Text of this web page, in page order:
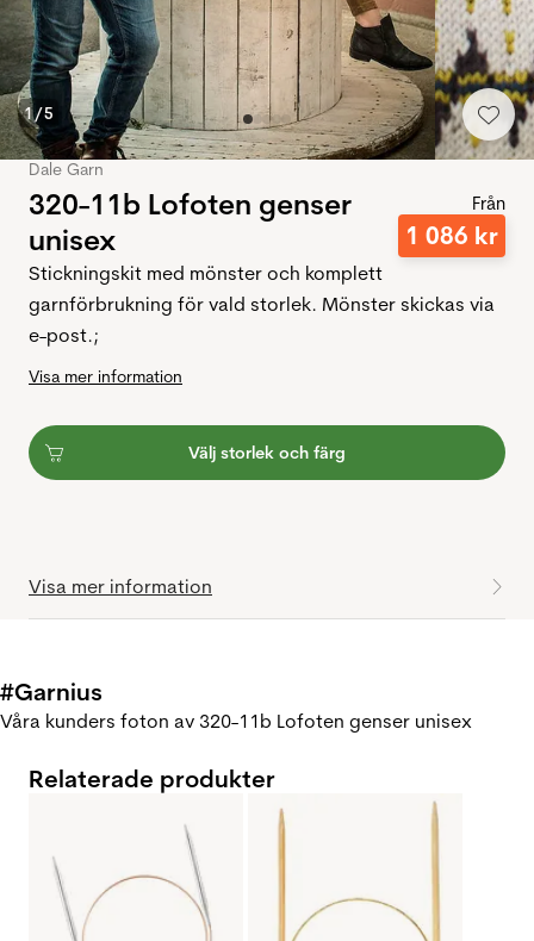
1/5
Dale Garn
320-11b Lofoten genser
unisex
Från
1 086 kr
Stickningskit med mönster och komplett
garnförbrukning för vald storlek. Mönster skickas via
e-post.;
Visa mer information
Välj storlek och färg
Visa mer information
#Garnius
Våra kunders foton av 320-11b Lofoten genser unisex
Relaterade produkter